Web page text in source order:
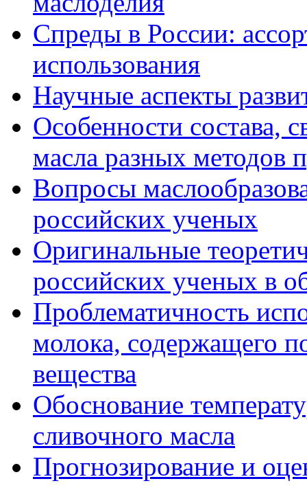
Спреды в России:
использования
Научные аспекты
Особенности состава,
масла разных методов
Вопросы
российских ученых
Оригинальные
российских ученых в
Проблематичность
молока, содержащего
вещества
Обоснование
сливочного масла
Прогнозирование и